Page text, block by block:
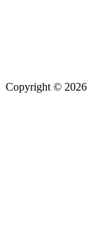
Copyright © 2026